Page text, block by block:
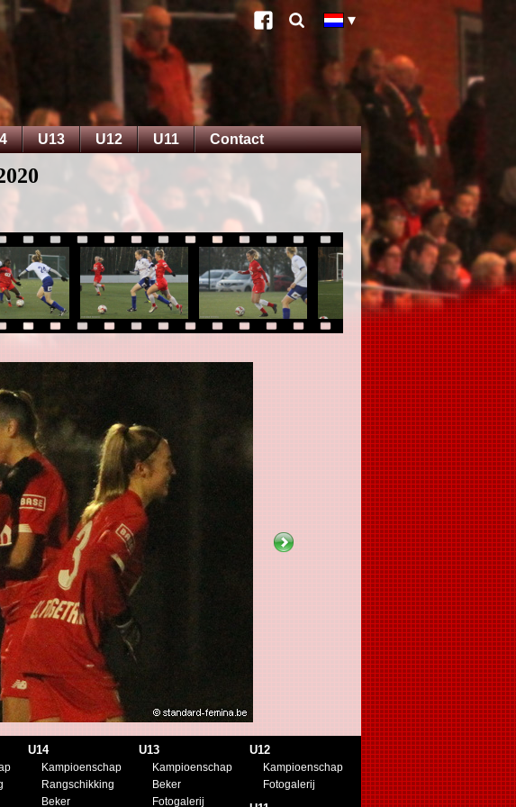
U13 U12 U11 Contact
U14
Kampioenschap
Rangschikking
Beker
U13
Kampioenschap
Beker
Fotogalerij
U12
Kampioenschap
Fotogalerij